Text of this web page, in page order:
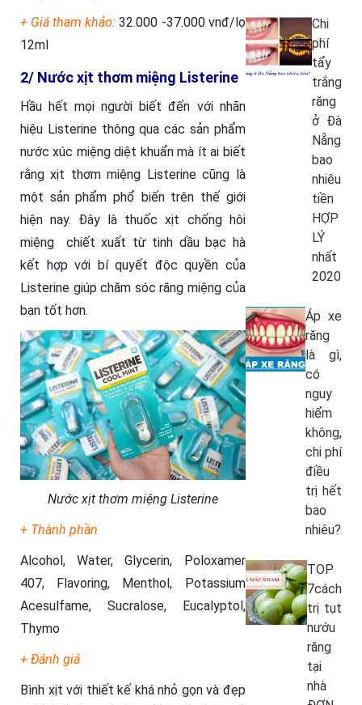
+ Giá tham khảo:32.000 -37.000 vnđ/lọ
12ml
2/ Nước xịt thơm miệng Listerine
Hầu hết mọi người biết đến với nhãn
hiệu Listerine thông qua các sản phẩm
nước xúc miệng diệt khuẩn mà ít ai biết
rằng xịt thơm miệng Listerine cũng là
một sản phẩm phổ biến trên thế giới
hiện nay. Đây là thuốc xịt chống hôi
miệng chiết xuất từ tinh dầu bạc hà
kết hợp với bí quyết độc quyền của
Listerine giúp chăm sóc răng miệng của
bạn tốt hơn.
Nước xịt thơm miệng Listerine
+ Thành phần
Alcohol, Water, Glycerin, Poloxamer
407, Flavoring, Menthol, Potassium
Acesulfame, Sucralose, Eucalyptol,
Thymo
+ Đánh giá
Bình xịt với thiết kế khá nhỏ gọn và đẹp
Chi
phí
tẩy
trắng
răng
ở Đà
Nẵng
bao
nhiêu
tiền
HỢP
LÝ
nhất
2020
Áp xe
răng
là gì,
có
nguy
hiểm
không,
chi phí
điều
trị hết
bao
nhiêu?
TOP
7cách
trị tụt
nướu
răng
tại
nhà